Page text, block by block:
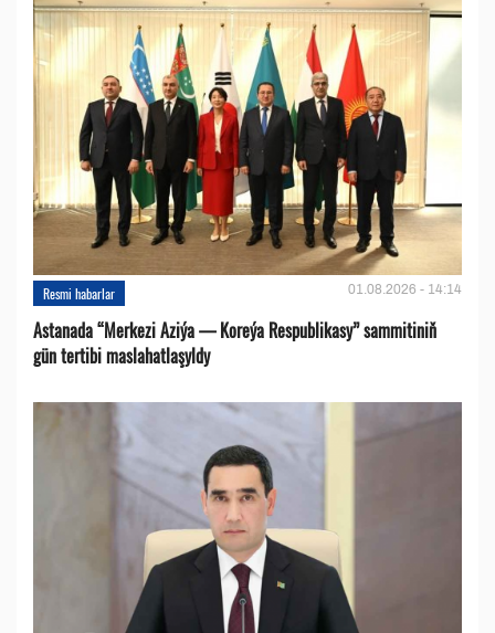
Resmi habarlar 01.08.2026 - 14:14
Astanada “Merkezi Aziýa — Koreýa Respublikasy” sammitiniň
gün tertibi maslahatlaşyldy